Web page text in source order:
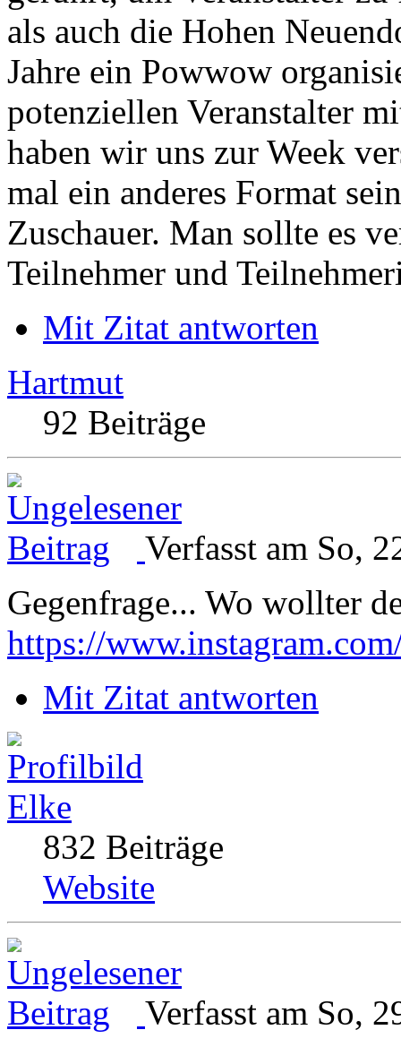
als auch die Hohen
Jahre ein Powwow
potenziellen Veranstalter
haben wir uns zur Week
mal ein anderes Format
Zuschauer. Man sollte es
Teilnehmer und
Mit Zitat antworten
Hartmut
92 Beiträge
Verfasst am So,
Gegenfrage... Wo wollter
https://
Mit Zitat antworten
Elke
832 Beiträge
Website
Verfasst am So,